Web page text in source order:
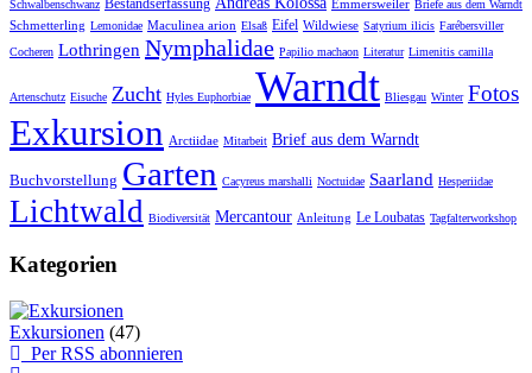
Schwalbenschwanz Emmersweiler Briefe aus dem Warndt
Schmetterling Lemonidae Maculinea arion Elsaß Eifel Wildwiese Satyrium ilicis Farébersviller
Cocheren Lothringen Nymphalidae Papilio machaon Literatur Limenitis camilla
Artenschutz Eisuche Zucht Hyles Euphorbiae Warndt Bliesgau Winter Fotos
Exkursion Arctiidae Mitarbeit Brief aus dem Warndt
Buchvorstellung Garten Cacyreus marshalli Noctuidae Saarland Hesperiidae
Lichtwald Biodiversität Mercantour Anleitung Le Loubatas Tagfalterworkshop
Kategorien
Exkursionen (47)
Per RSS abonnieren